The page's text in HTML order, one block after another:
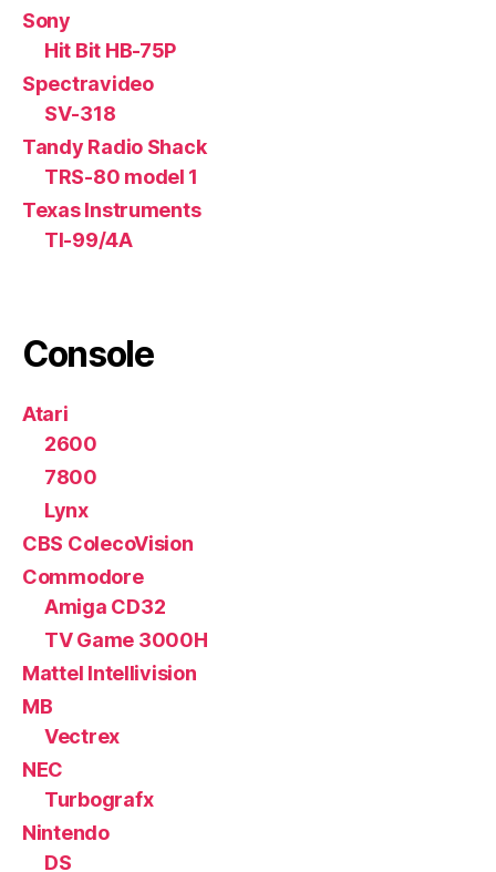
Sony
Hit Bit HB-75P
Spectravideo
SV-318
Tandy Radio Shack
TRS-80 model 1
Texas Instruments
TI-99/4A
Console
Atari
2600
7800
Lynx
CBS ColecoVision
Commodore
Amiga CD32
TV Game 3000H
Mattel Intellivision
MB
Vectrex
NEC
Turbografx
Nintendo
DS